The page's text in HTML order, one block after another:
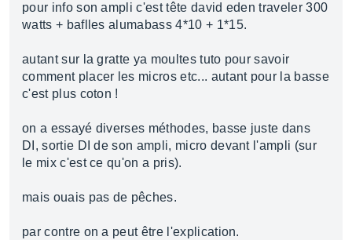
pour info son ampli c'est tête david eden traveler 300
watts + baflles alumabass 4*10 + 1*15.
autant sur la gratte ya moultes tuto pour savoir
comment placer les micros etc... autant pour la basse
c'est plus coton !
on a essayé diverses méthodes, basse juste dans
DI, sortie DI de son ampli, micro devant l'ampli (sur
le mix c'est ce qu'on a pris).
mais ouais pas de pêches.
par contre on a peut être l'explication.